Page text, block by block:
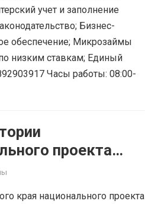
учет и заполнение
Бизнес-
обеспечение; Микрозаймы
низким ставкам; Единый
Часы работы: 08:00-
проекта
края национального проекта